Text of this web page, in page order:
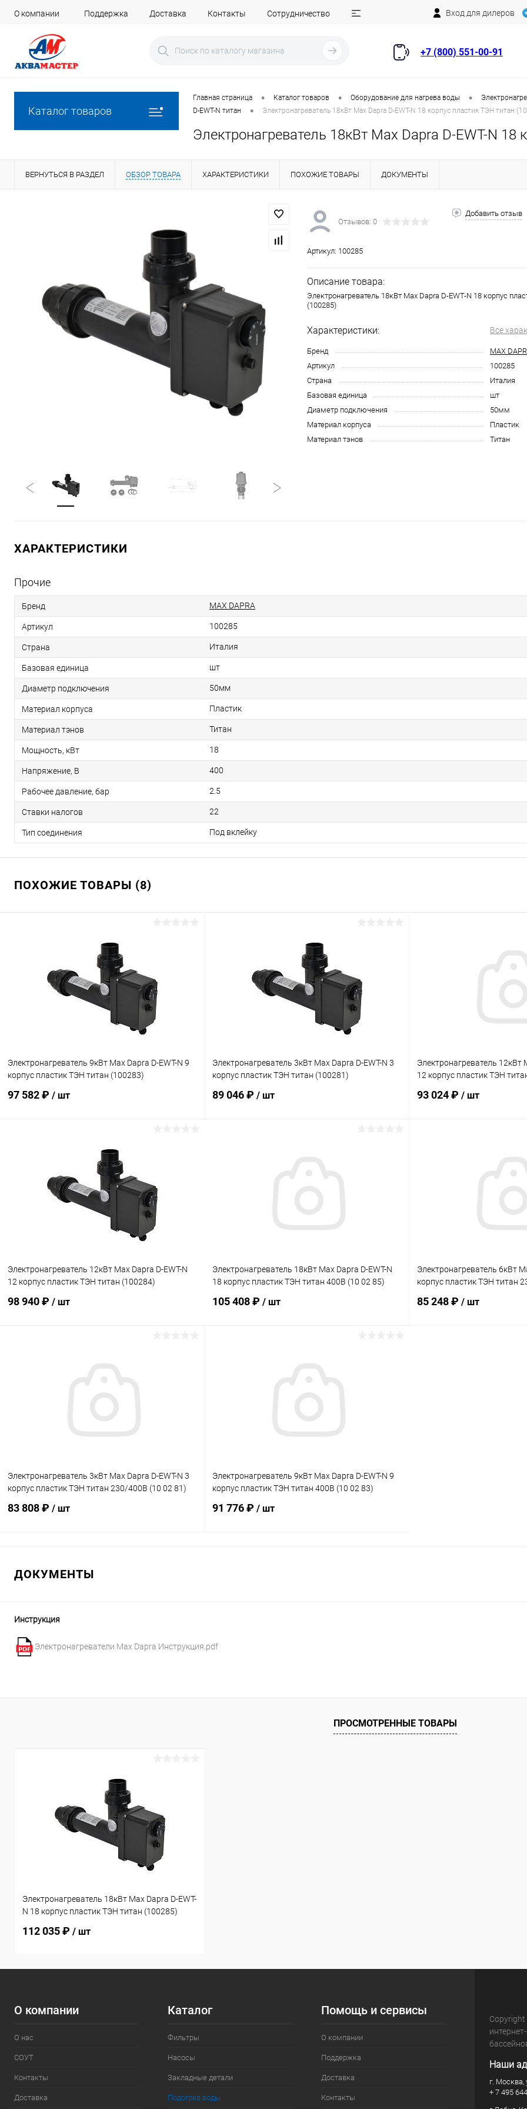
О компании Поддержка Доставка Контакты Сотрудничество Вход для дилеров
+7 (800) 551-00-91
Каталог товаров
Главная страница • Каталог товаров • Оборудование для нагрева воды •
D-EWT-N титан • Электронагреватель 18кВт Max Dapra D-EWT-N 18 корпус пластик ТЭН титан
Электронагреватель 18кВт Max Dapra D-EWT-N 18
ВЕРНУТЬСЯ В РАЗДЕЛ ОБЗОР ТОВАРА ХАРАКТЕРИСТИКИ ПОХОЖИЕ ТОВАРЫ ДОКУМЕНТЫ
Отзывов: 0
Добавить отзыв
Артикул: 100285
Описание товара:
Электронагреватель 18кВт Max Dapra D-EWT-N 18 корпус
(100285)
Характеристики: Все
Бренд
MAX
Артикул
100285
Страна
Италия
Базовая единица
шт
Диаметр подключения
50мм
Материал корпуса
Пластик
Материал тэнов
Титан
ХАРАКТЕРИСТИКИ
Прочие
Бренд MAX DAPRA
Артикул 100285
Страна Италия
Базовая единица шт
Диаметр подключения 50мм
Материал корпуса Пластик
Материал тэнов Титан
Мощность, кВт 18
Напряжение, В 400
Рабочее давление, бар 2.5
Ставки налогов 22
Тип соединения Под вклейку
ПОХОЖИЕ ТОВАРЫ (8)
Электронагреватель 9кВт Max Dapra D-EWT-N 9
корпус пластик ТЭН титан (100283)
97 582 ₽ / шт
В избранное
К сравнению Под заказ
Электронагреватель 3кВт Max Dapra D-EWT-N 3
корпус пластик ТЭН титан (100281)
89 046 ₽ / шт
Электронагреватель 12кВт
12 корпус пластик ТЭН
93 024 ₽ / шт
Электронагреватель 12кВт Max Dapra D-EWT-N
12 корпус пластик ТЭН титан (100284)
98 940 ₽ / шт
Электронагреватель 18кВт Max Dapra D-EWT-N
18 корпус пластик ТЭН титан 400В (10 02 85)
105 408 ₽ / шт
Электронагреватель 6кВт
корпус пластик ТЭН титан
85 248 ₽ / шт
Электронагреватель 3кВт Max Dapra D-EWT-N 3
корпус пластик ТЭН титан 230/400В (10 02 81)
83 808 ₽ / шт
Электронагреватель 9кВт Max Dapra D-EWT-N 9
корпус пластик ТЭН титан 400В (10 02 83)
91 776 ₽ / шт
ДОКУМЕНТЫ
Инструкция
Электронагреватели Max Dapra Инструкция.pdf
ПРОСМОТРЕННЫЕ ТОВАРЫ
Электронагреватель 18кВт Max Dapra D-EWT-
N 18 корпус пластик ТЭН титан (100285)
112 035 ₽ / шт
О компании
О нас
СОУТ
Контакты
Доставка
Каталог
Фильтры
Насосы
Закладные детали
Подогрев воды
Помощь и сервисы
О компании
Поддержка
Доставка
Контакты
Наши
г. Москва,
+ 7 495